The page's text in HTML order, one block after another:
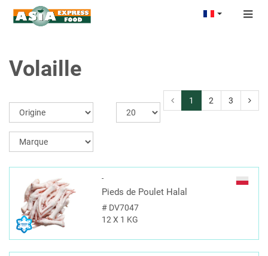
Volaille
1 2 3
-
Pieds de Poulet Halal
#DV7047
12 X 1 KG